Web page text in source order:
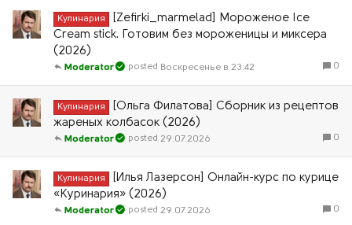
Кулинария
[Zefirki_marmelad] Мороженое Ice
Cream stick. Готовим без мороженицы и миксера
(2026)
0
Воскресенье в 23:42
Moderator
Кулинария
[Ольга Филатова] Сборник из рецептов
жареных колбасок (2026)
0
29.07.2026
Moderator
Кулинария
[Илья Лазерсон] Онлайн-курс по курице
«Куринария» (2026)
0
29.07.2026
Moderator